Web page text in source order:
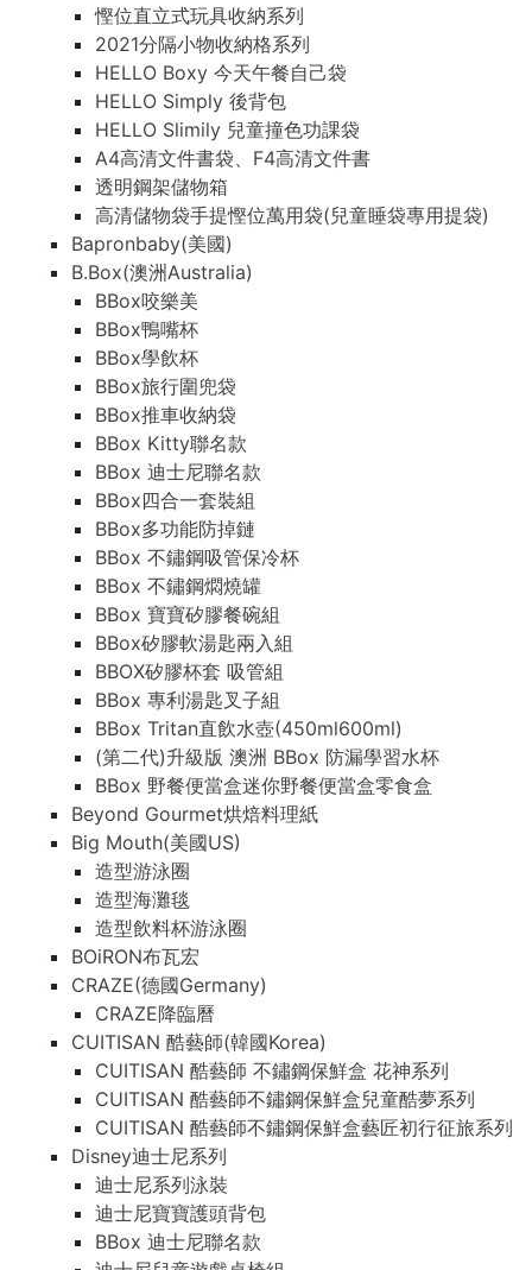
慳位直立式玩具收納系列
2021分隔小物收納格系列
HELLO Boxy 今天午餐自己袋
HELLO Simply 後背包
HELLO Slimily 兒童撞色功課袋
A4高清文件書袋、F4高清文件書
透明鋼架儲物箱
高清儲物袋手提慳位萬用袋(兒童睡袋專用提袋)
Bapronbaby(美國)
B.Box(澳洲Australia)
BBox咬樂美
BBox鴨嘴杯
BBox學飲杯
BBox旅行圍兜袋
BBox推車收納袋
BBox Kitty聯名款
BBox 迪士尼聯名款
BBox四合一套裝組
BBox多功能防掉鏈
BBox 不鏽鋼吸管保冷杯
BBox 不鏽鋼燜燒罐
BBox 寶寶矽膠餐碗組
BBox矽膠軟湯匙兩入組
BBOX矽膠杯套 吸管組
BBox 專利湯匙叉子組
BBox Tritan直飲水壺(450ml600ml)
(第二代)升級版 澳洲 BBox 防漏學習水杯
BBox 野餐便當盒迷你野餐便當盒零食盒
Beyond Gourmet烘焙料理紙
Big Mouth(美國US)
造型游泳圈
造型海灘毯
造型飲料杯游泳圈
BOiRON布瓦宏
CRAZE(德國Germany)
CRAZE降臨曆
CUITISAN 酷藝師(韓國Korea)
CUITISAN 酷藝師 不鏽鋼保鮮盒 花神系列
CUITISAN 酷藝師不鏽鋼保鮮盒兒童酷夢系列
CUITISAN 酷藝師不鏽鋼保鮮盒藝匠初行征旅系列
Disney迪士尼系列
迪士尼系列泳裝
迪士尼寶寶護頭背包
BBox 迪士尼聯名款